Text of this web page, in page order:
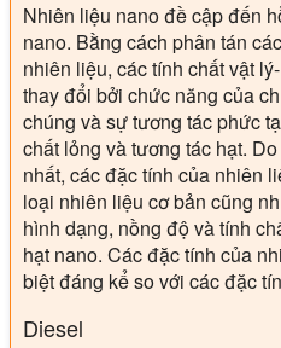
Nhiên liệu nano đề cập đến
nano. Bằng cách phân tán
nhiên liệu, các tính chất vật
thay đổi bởi chức năng của
chúng và sự tương tác phức
chất lỏng và tương tác hạt.
nhất, các đặc tính của nhiên
loại nhiên liệu cơ bản cũng
hình dạng, nồng độ và tính
hạt nano. Các đặc tính của
biệt đáng kể so với các đặc
Diesel